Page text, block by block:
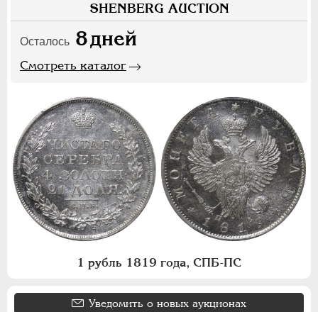
SHENBERG AUCTION
Осталось 8дней
Смотреть каталог
1 рубль 1819 года, СПБ-ПС
Уведомить о новых аукционах